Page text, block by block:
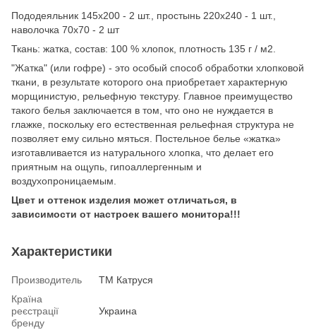
Пододеяльник 145х200 - 2 шт., простынь 220х240 - 1 шт.,
наволочка 70х70 - 2 шт
Ткань: жатка, состав: 100 % хлопок, плотность 135 г / м2.
"Жатка" (или гофре) - это особый способ обработки хлопковой
ткани, в результате которого она приобретает характерную
морщинистую, рельефную текстуру. Главное преимущество
такого белья заключается в том, что оно не нуждается в
глажке, поскольку его естественная рельефная структура не
позволяет ему сильно мяться. Постельное белье «жатка»
изготавливается из натурального хлопка, что делает его
приятным на ощупь, гипоаллергенным и
воздухопроницаемым.
Цвет и оттенок изделия может отличаться, в
зависимости от настроек вашего монитора!!!
Характеристики
Производитель
ТМ Катруся
Країна
реєстрації
бренду
Украина